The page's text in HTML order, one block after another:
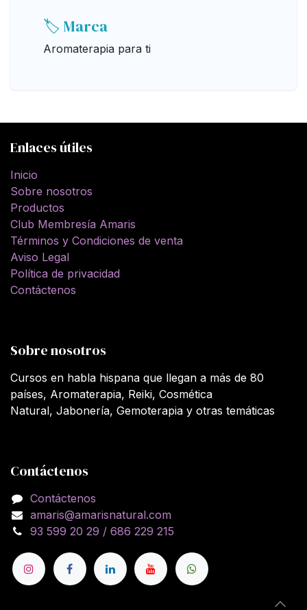
🏷️ Marca
Aromaterapia para ti
Enlaces útiles
Inicio
Sobre nosotros
Productos
Club Membresía Amaris
Términos y Condiciones de venta
Aviso Legal
Política de privacidad
Contáctenos
Sobre nosotros
Cursos en habla hispana que llegan a más de 80
países, Aromaterapia, Reiki, Cosmética
Natural, Jabonería, Gemoterapia y otras temáticas
Contáctenos
Contáctenos
amaris@amarisnatural.com
93 599 20 29 / 686 229 215